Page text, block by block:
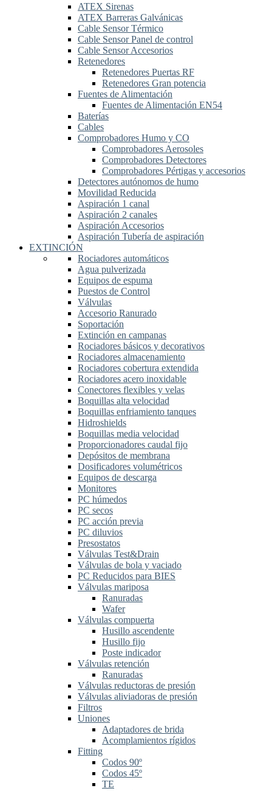
ATEX Sirenas
ATEX Barreras Galvánicas
Cable Sensor Térmico
Cable Sensor Panel de control
Cable Sensor Accesorios
Retenedores
Retenedores Puertas RF
Retenedores Gran potencia
Fuentes de Alimentación
Fuentes de Alimentación EN54
Baterías
Cables
Comprobadores Humo y CO
Comprobadores Aerosoles
Comprobadores Detectores
Comprobadores Pértigas y accesorios
Detectores autónomos de humo
Movilidad Reducida
Aspiración 1 canal
Aspiración 2 canales
Aspiración Accesorios
Aspiración Tubería de aspiración
EXTINCIÓN
Rociadores automáticos
Agua pulverizada
Equipos de espuma
Puestos de Control
Válvulas
Accesorio Ranurado
Soportación
Extinción en campanas
Rociadores básicos y decorativos
Rociadores almacenamiento
Rociadores cobertura extendida
Rociadores acero inoxidable
Conectores flexibles y velas
Boquillas alta velocidad
Boquillas enfriamiento tanques
Hidroshields
Boquillas media velocidad
Proporcionadores caudal fijo
Depósitos de membrana
Dosificadores volumétricos
Equipos de descarga
Monitores
PC húmedos
PC secos
PC acción previa
PC diluvios
Presostatos
Válvulas Test&Drain
Válvulas de bola y vaciado
PC Reducidos para BIES
Válvulas mariposa
Ranuradas
Wafer
Válvulas compuerta
Husillo ascendente
Husillo fijo
Poste indicador
Válvulas retención
Ranuradas
Válvulas reductoras de presión
Válvulas aliviadoras de presión
Filtros
Uniones
Adaptadores de brida
Acomplamientos rígidos
Fitting
Codos 90º
Codos 45º
TE